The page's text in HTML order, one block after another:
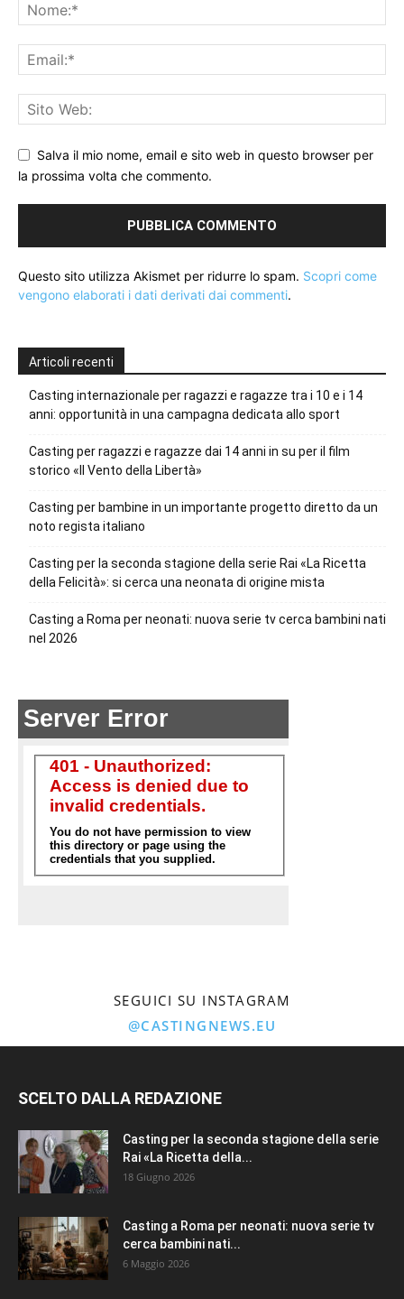
Salva il mio nome, email e sito web in questo browser per
la prossima volta che commento.
Questo sito utilizza Akismet per ridurre lo spam. Scopri come
vengono elaborati i dati derivati dai commenti.
Articoli recenti
Casting internazionale per ragazzi e ragazze tra i 10 e i 14
anni: opportunità in una campagna dedicata allo sport
Casting per ragazzi e ragazze dai 14 anni in su per il film
storico «Il Vento della Libertà»
Casting per bambine in un importante progetto diretto da un
noto regista italiano
Casting per la seconda stagione della serie Rai «La Ricetta
della Felicità»: si cerca una neonata di origine mista
Casting a Roma per neonati: nuova serie tv cerca bambini nati
nel 2026
SEGUICI SU INSTAGRAM
@CASTINGNEWS.EU
SCELTO DALLA REDAZIONE
Casting per la seconda stagione della serie
Rai «La Ricetta della...
18 Giugno 2026
Casting a Roma per neonati: nuova serie tv
cerca bambini nati...
6 Maggio 2026